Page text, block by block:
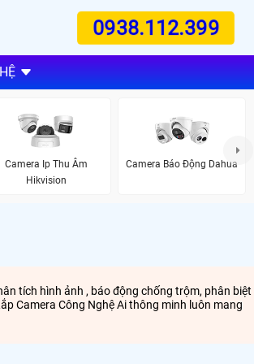
0938.112.399
Camera Ip Thu Âm
Hikvision
Camera Báo Động Dahua
tích hình ảnh , báo động chống trộm, phân biệt
Camera Công Nghệ Ai thông minh luôn mang